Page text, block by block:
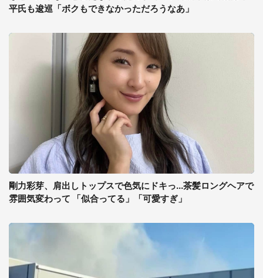
平氏も逡巡「ボクもできなかっただろうなあ」
剛力彩芽、肩出しトップスで色気にドキっ...茶髪ロングヘアで
雰囲気変わって 「似合ってる」「可愛すぎ」